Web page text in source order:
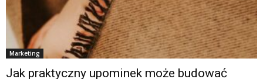
Marketing
Jak praktyczny upominek może budować